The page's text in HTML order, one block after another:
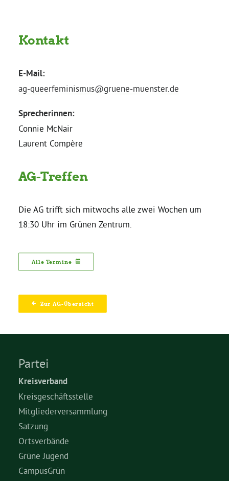
Grüne im Rathaus
Ratsmitglieder 2025 – 2030
Ratsanträge
Aktiv werden
Termine
Kommunalpolitik
Grüne Jugend
CampusGrün
Kontakt
E-Mail:
ag-queerfeminismus@gruene-muenster.de
Sprecherinnen:
Connie McNair
Laurent Compère
AG-Treffen
Die AG trifft sich mitwochs alle zwei Wochen um
18:30 Uhr im Grünen Zentrum.
Alle Termine
Zur AG-Übersicht
Partei
Kreisverband
Kreisgeschäftsstelle
Mitgliederversammlung
Satzung
Ortsverbände
Grüne Jugend
CampusGrün